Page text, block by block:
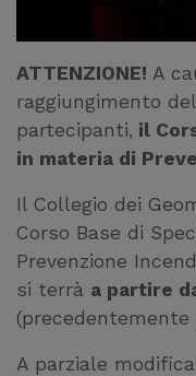
ATTENZIONE! A
raggiungimento
partecipanti, il
in materia di
Il Collegio dei
Corso Base di
Prevenzione
si terrà a partire
A parziale